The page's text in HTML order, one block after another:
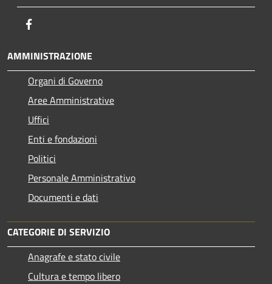
AMMINISTRAZIONE
Organi di Governo
Aree Amministrative
Uffici
Enti e fondazioni
Politici
Personale Amministrativo
Documenti e dati
CATEGORIE DI SERVIZIO
Anagrafe e stato civile
Cultura e tempo libero